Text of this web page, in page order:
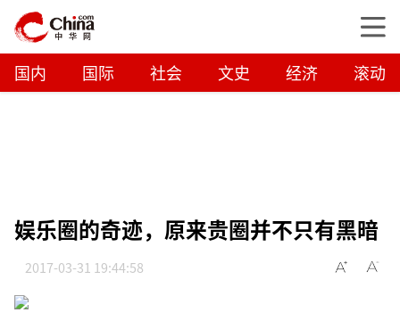
国内 国际 社会 文史 经济 滚动
娱乐圈的奇迹，原来贵圈并不只有黑暗
2017-03-31 19:44:58